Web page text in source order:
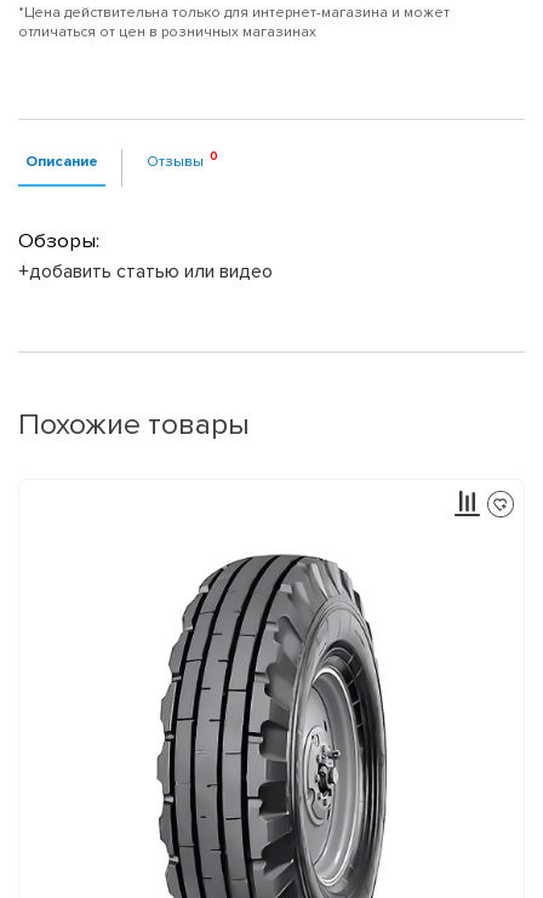
*Цена действительна только для интернет-магазина и может
отличаться от цен в розничных магазинах
Описание Отзывы
Обзоры:
+добавить статью или видео
Похожие товары